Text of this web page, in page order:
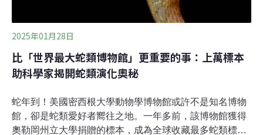
2025年01月28日
比「世界最大蛇類博物館」更重要的事：上萬標本
助科學家揭開蛇類演化奧秘
蛇年到！美國密西根大學動物學博物館或許不是知名博物
館，卻是蛇類愛好者嚮往之地。一年多前，該博物館獲得
奧勒岡州立大學捐贈的標本，成為全球收藏最多蛇類標本